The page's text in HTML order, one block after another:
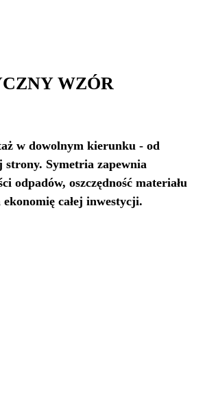
WZÓR
w dowolnym kierunku - od
Symetria zapewnia
odpadów, oszczędność materiału
ekonomię całej inwestycji.